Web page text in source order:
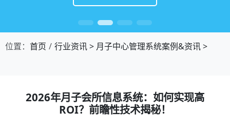
位置： 首页 行业资讯> 月子中心管理系统案例&资讯>
2026年月子会所信息系统：如何实现高
ROI？前瞻性技术揭秘！